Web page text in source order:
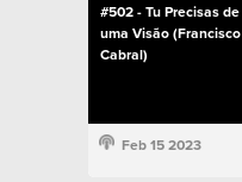
#502 - Tu Precisas de
uma Visão (Francisco
Cabral)
Feb 15 2023